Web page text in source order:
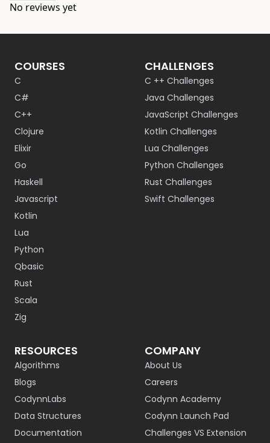
No reviews yet
COURSES
C
C#
C++
Clojure
Elixir
Go
Haskell
Javascript
Kotlin
Lua
Python
Qbasic
Rust
Scala
Zig
CHALLENGES
C ++ Challenges
Java Challenges
JavaScript Challenges
Kotlin Challenges
Lua Challenges
Python Challenges
Rust Challenges
Swift Challenges
RESOURCES
Algorithms
Blogs
CodynnLabs
Data Structures
Documentation
COMPANY
About Us
Careers
Codynn Academy
Codynn Launch Pad
Challenges VS Extension